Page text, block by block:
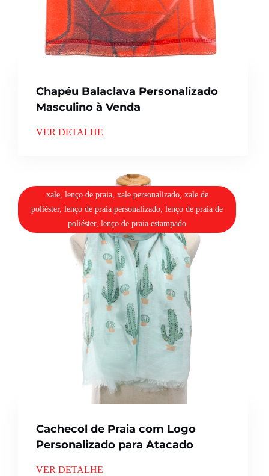
Chapéu Balaclava Personalizado
Masculino à Venda
VER DETALHE
xale, lenço de praia, xale personalizado, xale de
poliéster, lenço de praia personalizado, lenço de praia de
poliéster, lenço de praia estampado
Cachecol de Praia com Logo
Personalizado para Atacado
VER DETALHE